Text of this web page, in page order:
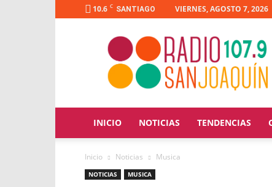
10.6 C SANTIAGO VIERNES, AGOSTO 7, 2026
Radio
Joaquín
INICIO NOTICIAS TENDENCIAS
Inicio Noticias Musica
NOTICIAS MUSICA